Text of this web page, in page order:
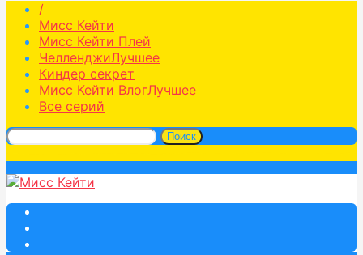
/
Мисс Кейти
Мисс Кейти Плей
ЧелленджиЛучшее
Киндер секрет
Мисс Кейти ВлогЛучшее
Все серий
Поиск